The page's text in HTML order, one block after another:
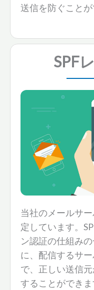
送信を防ぐことが
SPF
当社のメールサ
定しています。
ン認証の仕組みの
に、配信するサ
で、正しい送信
することができ